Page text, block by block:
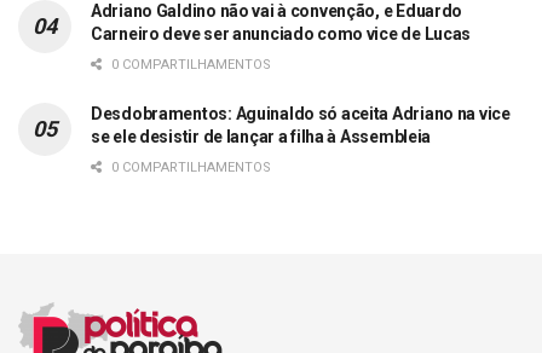
Adriano Galdino não vai à convenção, e Eduardo
Carneiro deve ser anunciado como vice de Lucas
0 COMPARTILHAMENTOS
Desdobramentos: Aguinaldo só aceita Adriano na vice
se ele desistir de lançar a filha à Assembleia
0 COMPARTILHAMENTOS